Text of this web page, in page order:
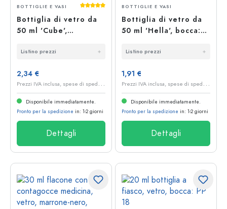
Valutazione media di 5 su 5 stelle
BOTTIGLIE E VASI
Bottiglia di vetro da
50 ml 'Cube',
sughero
Listino prezzi
2,34 €
P
rezzi IVA inclusa, spese di spedizione escluse
Disponibile immediatamente.
Pronto per la spedizione in: 1-2 giorni
Dettagli
BOTTIGLIE E VASI
Bottiglia di vetro da
50 ml 'Hella', bocca:
Listino prezzi
1,91 €
P
rezzi IVA inclusa, spese di spedizione escluse
Disponibile immediatamente.
Pronto per la spedizione in: 1-2 giorni
Dettagli